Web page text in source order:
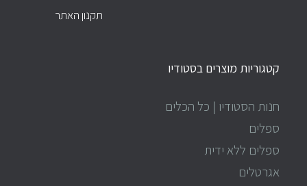
תקנון האתר
קטגוריות מוצרים בסטודיו
חנות הסטודיו | כל הכלים
ספלים
ספלים ללא ידית
אגרטלים